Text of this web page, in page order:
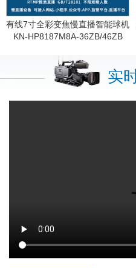
有线7寸全彩变焦慢直播智能球机
KN-HP8187M8A-36ZB/46ZB
实